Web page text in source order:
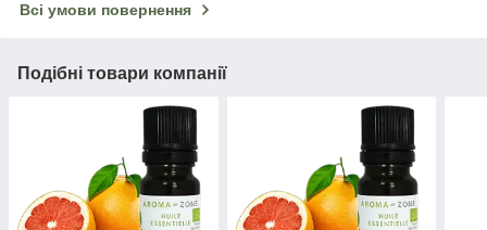
Всі умови повернення
Подібні товари компанії